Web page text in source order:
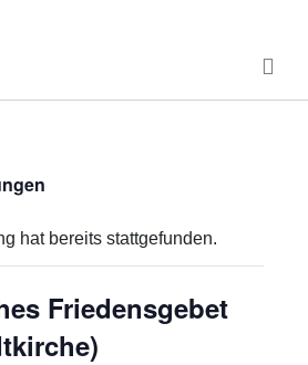
hat bereits stattgefunden.
Friedensgebet